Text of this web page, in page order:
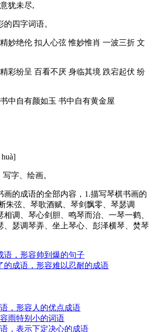
犹未尽,
四字词语。
妙绝伦 扣人心弦 惟妙惟肖 一波三折 文
彩纷呈 百看不厌 身临其境 跌宕起伏 纷
中自有颜如玉 书中自有黄金屋
字、绘画。
画的成语的全部内容，1.描写琴棋书画的
朱弦、琴歌酒赋、琴剑飘零、琴瑟调
调、琴心剑胆、鸣琴而治、一琴一鹤、
、瑟调琴弄、坐上琴心、彭泽横琴、焚琴
语，形容帅到爆的句子
的成语，形容难以忍耐的成语
，形容人的优点成语
雨特别小的词语
，表示下定决心的成语